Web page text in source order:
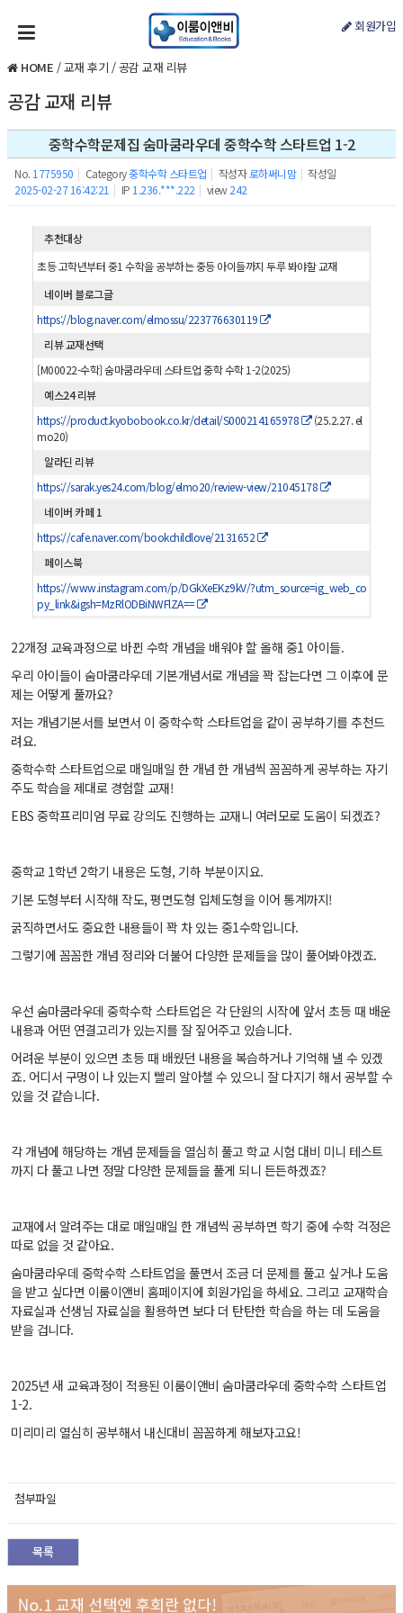
회원가입
HOME /교재 후기 /공감 교재 리뷰
공감 교재 리뷰
중학수학문제집 숨마쿰라우데 중학수학 스타트업 1-2
No. 1775950 | Category중학수학 스타트업 | 작성자로하써니맘 | 작성일
2025-02-27 16:42:21 | IP 1.236.***.222 | view 242
추천대상
초등 고학년부터 중1 수학을 공부하는 중등 아이들까지 두루 봐야할 교재
네이버 블로그글
https://blog.naver.com/elmossu/223776630119
리뷰 교재선택
[M00022-수학] 숨마쿰라우데 스타트업 중학 수학 1-2(2025)
예스24 리뷰
https://product.kyobobook.co.kr/detail/S000214165978
(25.2.27. el
mo20)
알라딘 리뷰
https://sarak.yes24.com/blog/elmo20/review-view/21045178
네이버 카페 1
https://cafe.naver.com/bookchildlove/2131652
페이스북
https://www.instagram.com/p/DGkXeEKz9kV/?utm_source=ig_web_co
py_link&igsh=MzRlODBiNWFlZA==
22개정 교육과정으로 바뀐 수학 개념을 배워야 할 올해 중1 아이들.
우리 아이들이 숨마쿰라우데 기본개념서로 개념을 꽉 잡는다면 그 이후에 문
제는 어떻게 풀까요?
저는 개념기본서를 보면서 이 중학수학 스타트업을 같이 공부하기를 추천드
려요.
중학수학 스타트업으로 매일매일 한 개념 한 개념씩 꼼꼼하게 공부하는 자기
주도 학습을 제대로 경험할 교재!
EBS 중학프리미엄 무료 강의도 진행하는 교재니 여러모로 도움이 되겠죠?
중학교 1학년 2학기 내용은 도형, 기하 부분이지요.
기본 도형부터 시작해 작도, 평면도형 입체도형을 이어 통계까지!
굵직하면서도 중요한 내용들이 꽉 차 있는 중1수학입니다.
그렇기에 꼼꼼한 개념 정리와 더불어 다양한 문제들을 많이 풀어봐야겠죠.
우선 숨마쿰라우데 중학수학 스타트업은 각 단원의 시작에 앞서 초등 때 배운
내용과 어떤 연결고리가 있는지를 잘 짚어주고 있습니다.
어려운 부분이 있으면 초등 때 배웠던 내용을 복습하거나 기억해 낼 수 있겠
죠. 어디서 구멍이 나 있는지 빨리 알아챌 수 있으니 잘 다지기 해서 공부할 수
있을 것 같습니다.
각 개념에 해당하는 개념 문제들을 열심히 풀고 학교 시험 대비 미니 테스트
까지 다 풀고 나면 정말 다양한 문제들을 풀게 되니 든든하겠죠?
교재에서 알려주는 대로 매일매일 한 개념씩 공부하면 학기 중에 수학 걱정은
따로 없을 것 같아요.
숨마쿰라우데 중학수학 스타트업을 풀면서 조금 더 문제를 풀고 싶거나 도움
을 받고 싶다면 이룸이앤비 홈페이지에 회원가입을 하세요. 그리고 교재학습
자료실과 선생님 자료실을 활용하면 보다 더 탄탄한 학습을 하는 데 도움을
받을 겁니다.
2025년 새 교육과정이 적용된 이룸이앤비 숨마쿰라우데 중학수학 스타트업
1-2.
미리미리 열심히 공부해서 내신대비 꼼꼼하게 해보자고요!
첨부파일
목록